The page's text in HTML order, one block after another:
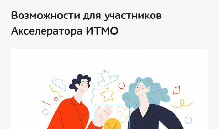
Возможности для участников
Акселератора ИТМО